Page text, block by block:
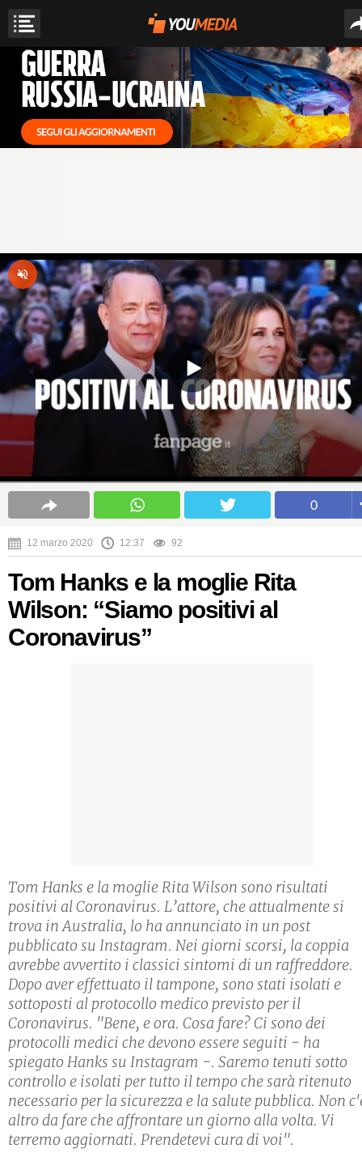
0
12 marzo 2020 12:37 92
Tom Hanks e la moglie Rita
Wilson: “Siamo positivi al
Coronavirus”
Tom Hanks e la moglie Rita Wilson sono risultati
positivi al Coronavirus. L’attore, che attualmente si
trova in Australia, lo ha annunciato in un post
pubblicato su Instagram. Nei giorni scorsi, la coppia
avrebbe avvertito i classici sintomi di un raffreddore.
Dopo aver effettuato il tampone, sono stati isolati e
sottoposti al protocollo medico previsto per il
Coronavirus. "Bene, e ora. Cosa fare? Ci sono dei
protocolli medici che devono essere seguiti - ha
spiegato Hanks su Instagram -. Saremo tenuti sotto
controllo e isolati per tutto il tempo che sarà ritenuto
necessario per la sicurezza e la salute pubblica. Non
altro da fare che affrontare un giorno alla volta. Vi
terremo aggiornati. Prendetevi cura di voi".